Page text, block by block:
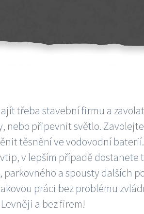
třeba stavební firmu a
nebo připevnit světlo.
těsnění ve vodovodní baterií.
v lepším případě dostanete
a spousty dalších
práci bez problému
a bez firem!